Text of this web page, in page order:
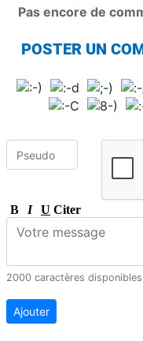
Pas encore de
POSTER UN
B I U Citer
2000 caractères disponibles
Ajouter